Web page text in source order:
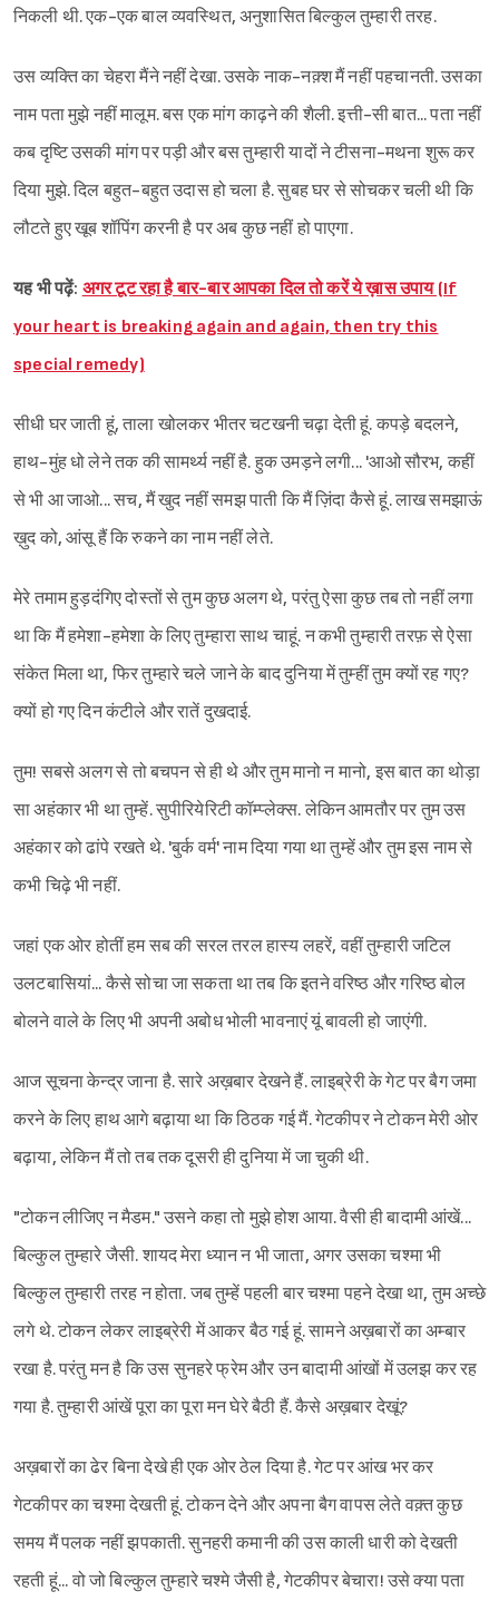
निकली थी. एक-एक बाल व्यवस्थित, अनुशासित बिल्कुल तुम्हारी तरह.
उस व्यक्ति का चेहरा मैंने नहीं देखा. उसके नाक-नक़्श मैं नहीं पहचानती. उसका
नाम पता मुझे नहीं मालूम. बस एक मांग काढ़ने की शैली. इत्ती-सी बात... पता नहीं
कब दृष्टि उसकी मांग पर पड़ी और बस तुम्हारी यादों ने टीसना-मथना शुरू कर
दिया मुझे. दिल बहुत-बहुत उदास हो चला है. सुबह घर से सोचकर चली थी कि
लौटते हुए खूब शॉपिंग करनी है पर अब कुछ नहीं हो पाएगा.
यह भी पढ़ें: अगर टूट रहा है बार-बार आपका दिल तो करें ये ख़ास उपाय (If
your heart is breaking again and again, then try this
special remedy)
सीधी घर जाती हूं, ताला खोलकर भीतर चटखनी चढ़ा देती हूं. कपड़े बदलने,
हाथ-मुंह धो लेने तक की सामर्थ्य नहीं है. हुक उमड़ने लगी... 'आओ सौरभ, कहीं
से भी आ जाओ... सच, मैं खुद नहीं समझ पाती कि मैं ज़िंदा कैसे हूं. लाख समझाऊं
ख़ुद को, आंसू हैं कि रुकने का नाम नहीं लेते.
मेरे तमाम हुड़दंगिए दोस्तों से तुम कुछ अलग थे, परंतु ऐसा कुछ तब तो नहीं लगा
था कि मैं हमेशा-हमेशा के लिए तुम्हारा साथ चाहूं. न कभी तुम्हारी तरफ़ से ऐसा
संकेत मिला था, फिर तुम्हारे चले जाने के बाद दुनिया में तुम्हीं तुम क्यों रह गए?
क्यों हो गए दिन कंटीले और रातें दुखदाई.
तुम! सबसे अलग से तो बचपन से ही थे और तुम मानो न मानो, इस बात का थोड़ा
सा अहंकार भी था तुम्हें. सुपीरियेरिटी कॉम्प्लेक्स. लेकिन आमतौर पर तुम उस
अहंकार को ढांपे रखते थे. 'बुर्क वर्म' नाम दिया गया था तुम्हें और तुम इस नाम से
कभी चिढ़े भी नहीं.
जहां एक ओर होतीं हम सब की सरल तरल हास्य लहरें, वहीं तुम्हारी जटिल
उलटबासियां... कैसे सोचा जा सकता था तब कि इतने वरिष्ठ और गरिष्ठ बोल
बोलने वाले के लिए भी अपनी अबोध भोली भावनाएं यूं बावली हो जाएंगी.
आज सूचना केन्द्र जाना है. सारे अख़बार देखने हैं. लाइब्रेरी के गेट पर बैग जमा
करने के लिए हाथ आगे बढ़ाया था कि ठिठक गई मैं. गेटकीपर ने टोकन मेरी ओर
बढ़ाया, लेकिन मैं तो तब तक दूसरी ही दुनिया में जा चुकी थी.
"टोकन लीजिए न मैडम." उसने कहा तो मुझे होश आया. वैसी ही बादामी आंखें...
बिल्कुल तुम्हारे जैसी. शायद मेरा ध्यान न भी जाता, अगर उसका चश्मा भी
बिल्कुल तुम्हारी तरह न होता. जब तुम्हें पहली बार चश्मा पहने देखा था, तुम अच्छे
लगे थे. टोकन लेकर लाइब्रेरी में आकर बैठ गई हूं. सामने अख़बारों का अम्बार
रखा है. परंतु मन है कि उस सुनहरे फ्रेम और उन बादामी आंखों में उलझ कर रह
गया है. तुम्हारी आंखें पूरा का पूरा मन घेरे बैठी हैं. कैसे अख़बार देखूं?
अख़बारों का ढेर बिना देखे ही एक ओर ठेल दिया है. गेट पर आंख भर कर
गेटकीपर का चश्मा देखती हूं. टोकन देने और अपना बैग वापस लेते वक़्त कुछ
समय मैं पलक नहीं झपकाती. सुनहरी कमानी की उस काली धारी को देखती
रहती हूं... वो जो बिल्कुल तुम्हारे चश्मे जैसी है, गेटकीपर बेचारा! उसे क्या पता